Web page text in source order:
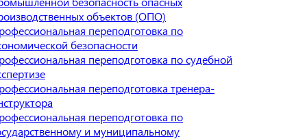
объектов (ОПО)
переподготовка по
безопасности
переподготовка по судебной
переподготовка тренера-
переподготовка по
и муниципальному